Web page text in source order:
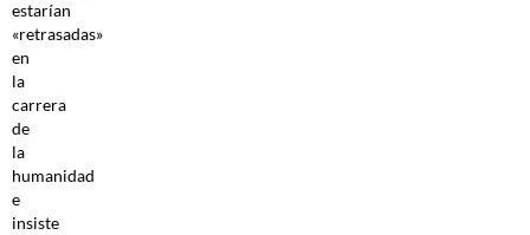
estarían
«retrasadas»
en
la
carrera
de
la
humanidad
e
insiste